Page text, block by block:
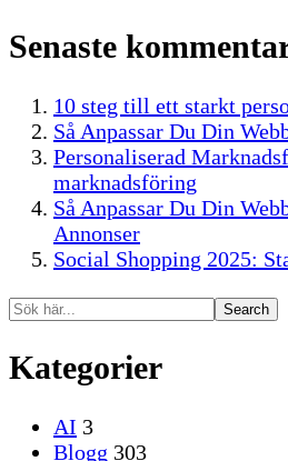
Senaste
10 steg till ett starkt
Så Anpassar Du Din
Personaliserad
marknadsföring
Så Anpassar Du Din
Annonser
Social Shopping 2025:
Search
Kategorier
AI 3
Blogg 303